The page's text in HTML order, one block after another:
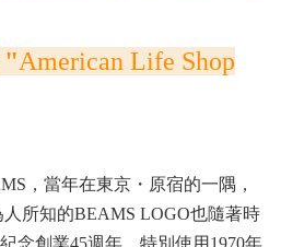
"American Life Shop
，當年在東京・原宿的一隅，
所知的BEAMS LOGO也隨著時
念創業45週年，特別使用1970年